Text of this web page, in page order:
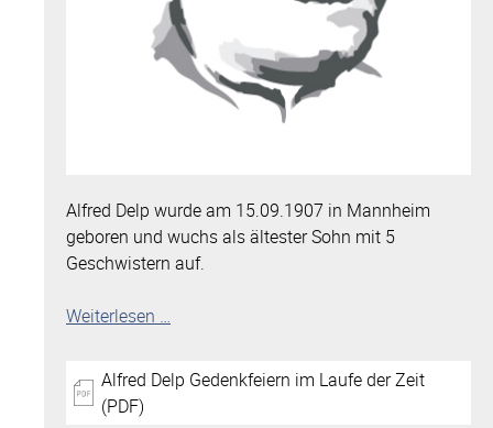
Alfred Delp wurde am 15.09.1907 in Mannheim
geboren und wuchs als ältester Sohn mit 5
Geschwistern auf.
Weiterlesen …
Alfred Delp Gedenkfeiern im Laufe der Zeit
(PDF)